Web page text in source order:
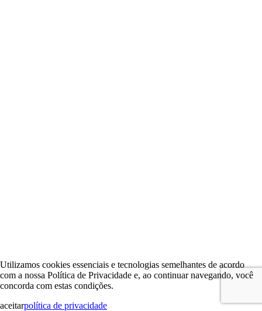
Utilizamos cookies essenciais e tecnologias semelhantes de acordo
com a nossa Política de Privacidade e, ao continuar navegando, você
concorda com estas condições.
aceitarpolítica de privacidade